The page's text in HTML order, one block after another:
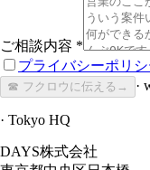
ご相談内容 *
プライバシーポリシ
☎ フクロウに伝える → ·
· Tokyo HQ
DAYS株式会社